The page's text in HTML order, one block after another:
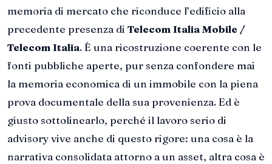
memoria di mercato che riconduce l’edificio alla
precedente presenza di Telecom Italia Mobile /
Telecom Italia. È una ricostruzione coerente con le
fonti pubbliche aperte, pur senza confondere mai
la memoria economica di un immobile con la piena
prova documentale della sua provenienza. Ed è
giusto sottolinearlo, perché il lavoro serio di
advisory vive anche di questo rigore: una cosa è la
narrativa consolidata attorno a un asset, altra cosa è